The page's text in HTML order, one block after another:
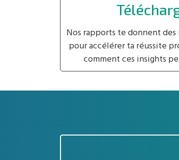
Nos rapports te donnent
pour accélérer ta réussite
comment ces insights